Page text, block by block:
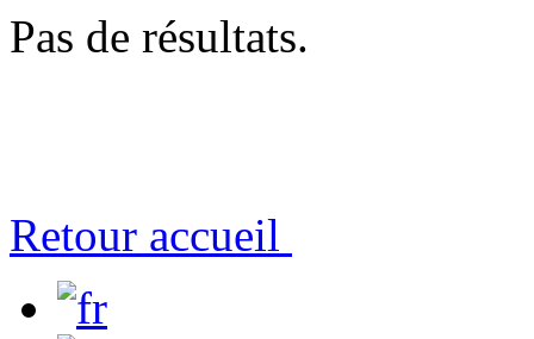
Pas de résultats.
Retour accueil